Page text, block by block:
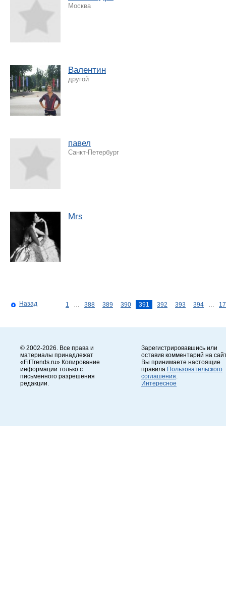
Москва
Валентин
другой
павел
Санкт-Петербург
Mrs
Назад 1 388 389 390 391 392 393 394
© 2002-2026. Все права и
материалы принадлежат
«FitTrends.ru» Копирование
информации только с
письменного разрешения
редакции.
Зарегистрировавшись или
оставив комментарий на
Вы принимаете настоящие
правила Пользовательского
соглашения
Интересное